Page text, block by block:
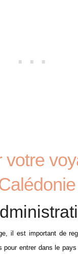
votre
il est important de
pour entrer dans le